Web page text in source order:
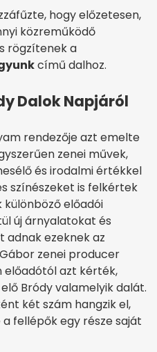
hogy előzetesen,
közreműködő
rögzítenek a
című dalhoz.
Dalok Napjáról
rendezője azt emelte
zenei művek,
és irodalmi értékkel
színészeket is felkértek
különböző előadói
új árnyalatokat és
adnak ezeknek az
zenei producer
előadótól azt kérték,
Bródy valamelyik dalát.
két szám hangzik el,
fellépők egy része saját